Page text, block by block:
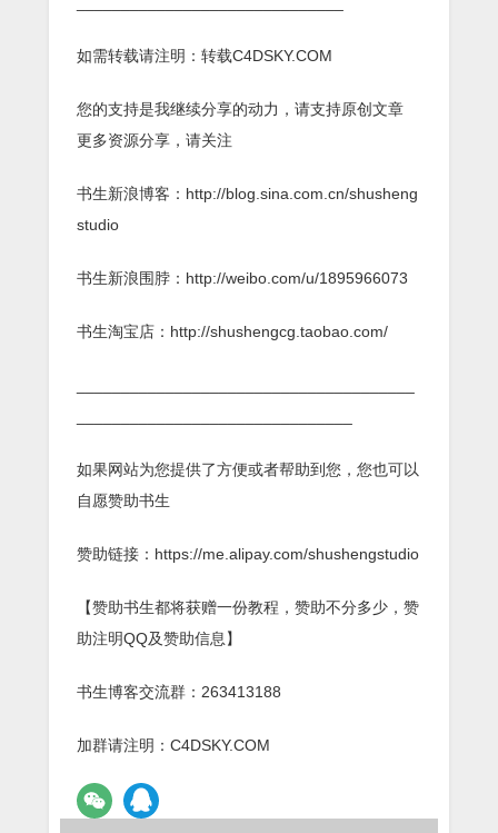
如需转载请注明：转载C4DSKY.COM
您的支持是我继续分享的动力，请支持原创文章
更多资源分享，请关注
书生新浪博客：http://blog.sina.com.cn/shusheng
studio
书生新浪围脖：http://weibo.com/u/1895966073
书生淘宝店：http://shushengcg.taobao.com/
如果网站为您提供了方便或者帮助到您，您也可以
自愿赞助书生
赞助链接：https://me.alipay.com/shushengstudio
【赞助书生都将获赠一份教程，赞助不分多少，赞
助注明QQ及赞助信息】
书生博客交流群：263413188
加群请注明：C4DSKY.COM